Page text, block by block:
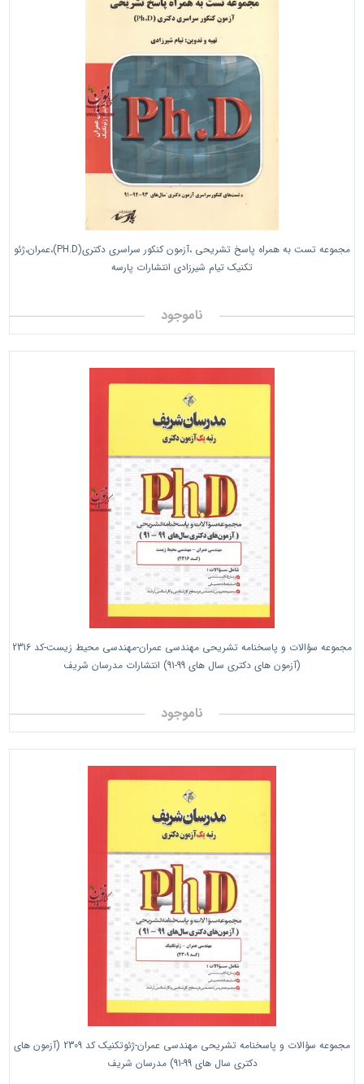
مجموعه تست به همراه پاسخ تشریحی ،آزمون کنکور سراسری دکتری(PH.D)،عمران،ژئو
تکنیک تیام شیرزادی انتشارات پارسه
ناموجود
مجموعه سؤالات و پاسخنامه تشریحی مهندسی عمران-مهندسی محیط زیست-کد 2316
(آزمون های دکتری سال های 99-91) انتشارات مدرسان شریف
ناموجود
مجموعه سؤالات و پاسخنامه تشریحی مهندسی عمران-ژئوتکنیک کد 2309 (آزمون های
دکتری سال های 99-91) مدرسان شریف